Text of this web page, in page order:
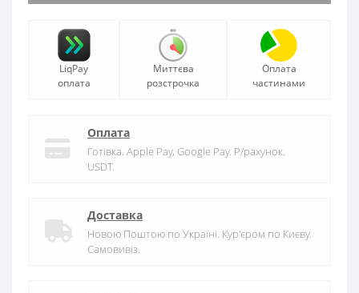
LiqPay
оплата
Миттєва
розстрочка
Оплата
частинами
Оплата
Готівка. Apple Pay, Google Pay. Р/рахунок.
USDT.
Доставка
Новою Поштою по Україні. Кур'єром по Києву.
Самовивіз.